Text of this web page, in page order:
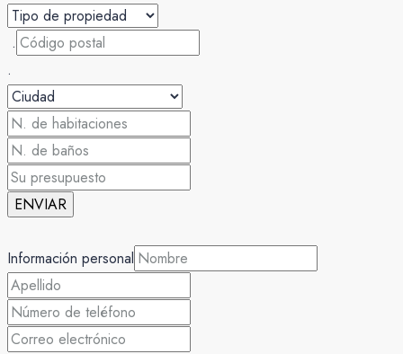
­ .
­.
ENVIAR
Información personal